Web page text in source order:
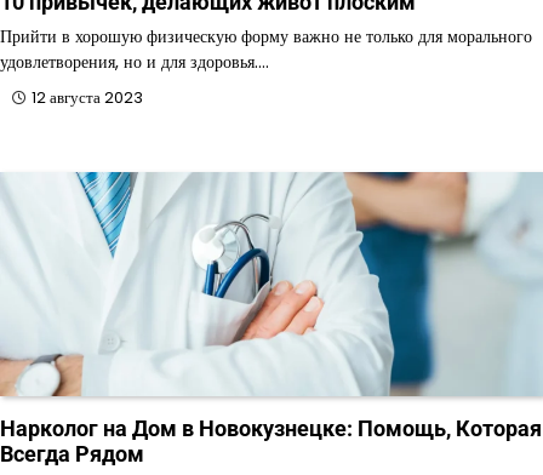
Прийти в хорошую физическую форму важно не только для морального
удовлетворения, но и для здоровья.…
12 августа 2023
Нарколог на Дом в Новокузнецке: Помощь, Которая
Всегда Рядом